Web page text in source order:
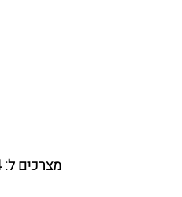
מצרכים ל: 4 סועדים